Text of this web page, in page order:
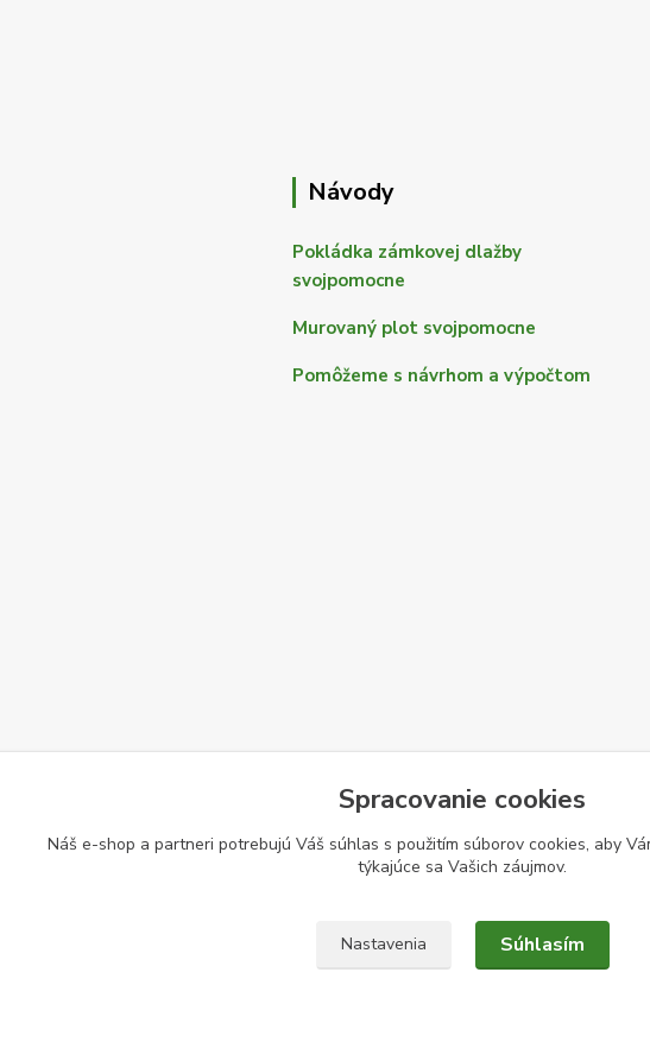
Návody
Pokládka zámkovej dlažby
svojpomocne
Murovaný plot svojpomocne
Pomôžeme s návrhom a výpočtom
Spracovanie cookies
Náš e-shop a partneri potrebujú Váš súhlas s použitím súborov cookies, aby
týkajúce sa Vašich záujmov.
Nastavenia Súhlasím